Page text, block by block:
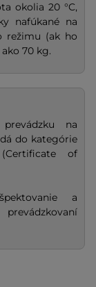
okolia 20 °C,
nafúkané na
režimu (ak ho
70 kg.
na
do kategórie
of
a